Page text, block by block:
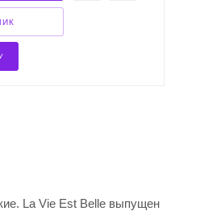
La Vie Est Belle выпущен